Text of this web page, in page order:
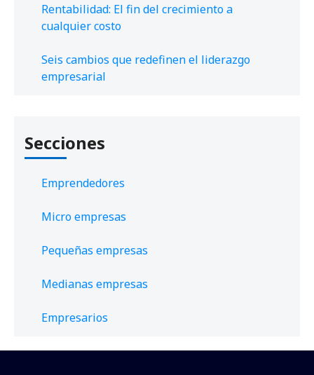
Rentabilidad: El fin del crecimiento a
cualquier costo
Seis cambios que redefinen el liderazgo
empresarial
Secciones
Emprendedores
Micro empresas
Pequeñas empresas
Medianas empresas
Empresarios